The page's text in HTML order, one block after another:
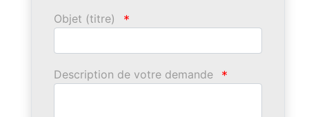
Objet (titre) *
Description de votre demande *